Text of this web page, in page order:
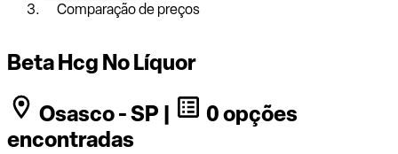
Comparação de preços
Beta Hcg No Líquor
Osasco - SP |
0 opções
encontradas